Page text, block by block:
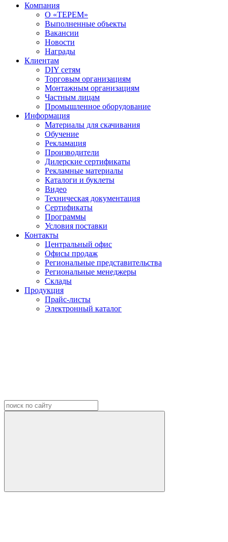
Компания
О «ТЕРЕМ»
Выполненные объекты
Вакансии
Новости
Награды
Клиентам
DIY сетям
Торговым организациям
Монтажным организациям
Частным лицам
Промышленное оборудование
Информация
Материалы для скачивания
Обучение
Рекламация
Производители
Дилерские сертификаты
Рекламные материалы
Каталоги и буклеты
Видео
Техническая документация
Сертификаты
Программы
Условия поставки
Контакты
Центральный офис
Офисы продаж
Региональные представительства
Региональные менеджеры
Склады
Продукция
Прайс-листы
Электронный каталог